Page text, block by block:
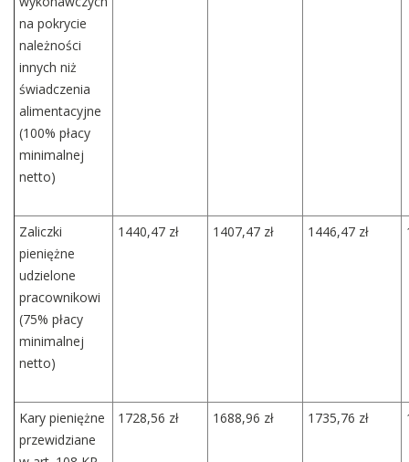
na pokrycie
należności
innych niż
świadczenia
alimentacyjne
(100% płacy
minimalnej
netto)
Zaliczki
pieniężne
udzielone
pracownikowi
(75% płacy
minimalnej
netto)
1440,47 zł 1407,47 zł 1446,47 zł
Kary pieniężne
przewidziane
1728,56 zł 1688,96 zł 1735,76 zł